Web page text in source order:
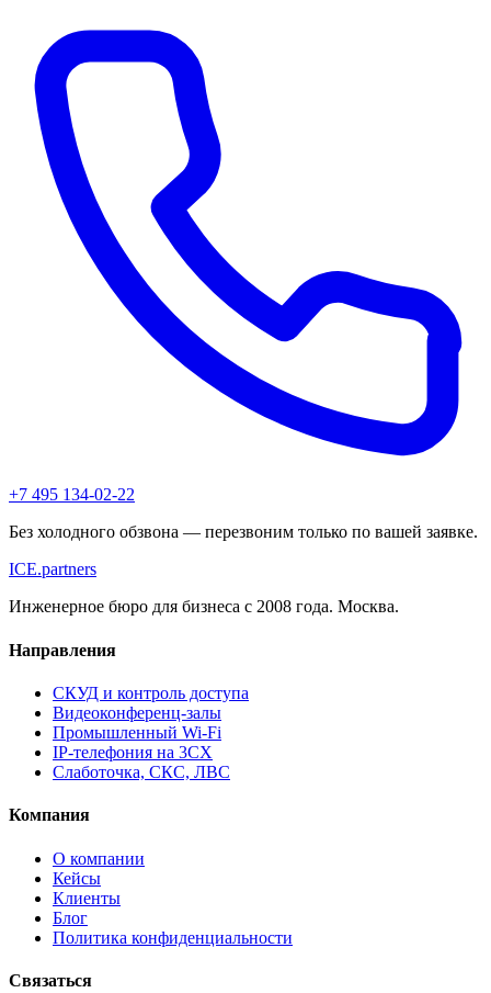
+7 495 134-02-22
Без холодного обзвона — перезвоним только по вашей заявке.
ICE.partners
Инженерное бюро для бизнеса с 2008 года. Москва.
Направления
СКУД и контроль доступа
Видеоконференц-залы
Промышленный Wi-Fi
IP-телефония на 3CX
Слаботочка, СКС, ЛВС
Компания
О компании
Кейсы
Клиенты
Блог
Политика конфиденциальности
Связаться